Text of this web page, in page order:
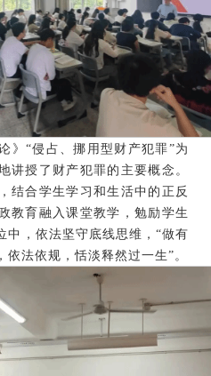
》 “侵占、挪用型财产犯罪”为
讲授了财产犯罪的主要概念。
结合学生学习和生活中的正反
教育融入课堂教学，勉励学生
中，依法坚守底线思维，“做有
法依规，恬淡释然过一生”。